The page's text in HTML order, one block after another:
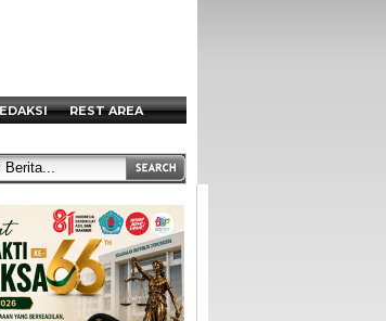
REST AREA
tercantum di box redaksi || Akses Kami di Handphone anda